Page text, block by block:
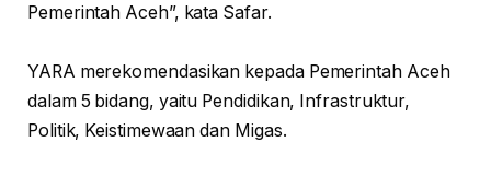
Pemerintah Aceh”, kata Safar.
YARA merekomendasikan kepada Pemerintah Aceh
dalam 5 bidang, yaitu Pendidikan, Infrastruktur,
Politik, Keistimewaan dan Migas.